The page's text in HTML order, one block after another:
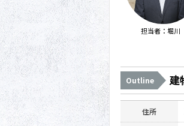
担当者：堀川
Outline 建
住所